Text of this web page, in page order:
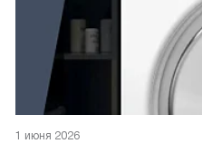
1 июня 2026